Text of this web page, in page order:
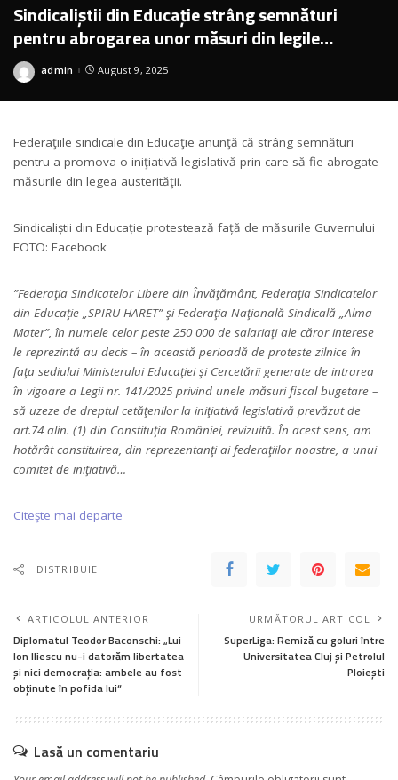
Sindicaliștii din Educație strâng semnături
pentru abrogarea unor măsuri din legile
austerității
Posted
admin August 9, 2025
Federaţiile sindicale din Educaţie anunţă că strâng semnături
pentru a promova o iniţiativă legislativă prin care să fie abrogate
măsurile din legea austerităţii.
Sindicaliștii din Educație protestează față de măsurile Guvernului
FOTO: Facebook
”Federaţia Sindicatelor Libere din Învăţământ, Federaţia Sindicatelor
din Educaţie „SPIRU HARET” şi Federaţia Naţională Sindicală „Alma
Mater”, în numele celor peste 250 000 de salariaţi ale căror interese
le reprezintă au decis – în această perioadă de proteste zilnice în
faţa sediului Ministerului Educaţiei şi Cercetării generate de intrarea
în vigoare a Legii nr. 141/2025 privind unele măsuri fiscal bugetare –
să uzeze de dreptul cetăţenilor la iniţiativă legislativă prevăzut de
art.74 alin. (1) din Constituţia României, revizuită. În acest sens, am
hotărât constituirea, din reprezentanţi ai federaţiilor noastre, a unui
comitet de iniţiativă…
Citeşte mai departe
DISTRIBUIE
ARTICOLUL ANTERIOR
Diplomatul Teodor Baconschi: „Lui
Ion Iliescu nu-i datorăm libertatea
și nici democrația: ambele au fost
obținute în pofida lui“
URMĂTORUL ARTICOL
SuperLiga: Remiză cu goluri între
Universitatea Cluj și Petrolul
Ploiești
Lasă un comentariu